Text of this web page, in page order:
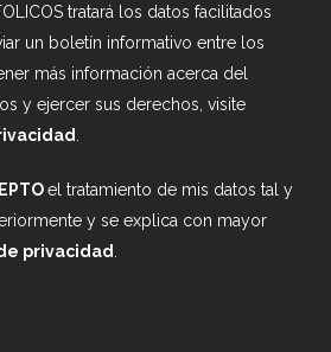
tratará los datos facilitados
un boletín informativo entre los
más información acerca del
y ejercer sus derechos, visite
el tratamiento de mis datos tal y
y se explica con mayor
privacidad